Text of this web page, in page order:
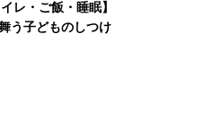
レ・ご飯・睡眠】
う子どものしつけ